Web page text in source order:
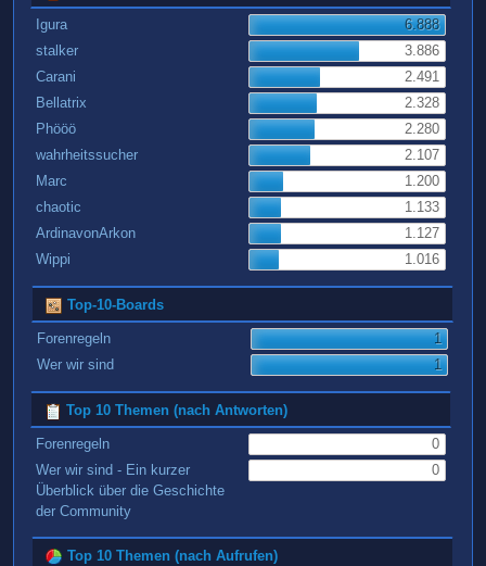
Igura
6.888
stalker
3.886
Carani
2.491
Bellatrix
2.328
Phööö
2.280
wahrheitssucher
2.107
Marc
1.200
chaotic
1.133
ArdinavonArkon
1.127
Wippi
1.016
Top-10-Boards
Forenregeln
1
Wer wir sind
1
Top 10 Themen (nach Antworten)
Forenregeln
0
Wer wir sind - Ein kurzer
Überblick über die Geschichte
der Community
0
Top 10 Themen (nach Aufrufen)